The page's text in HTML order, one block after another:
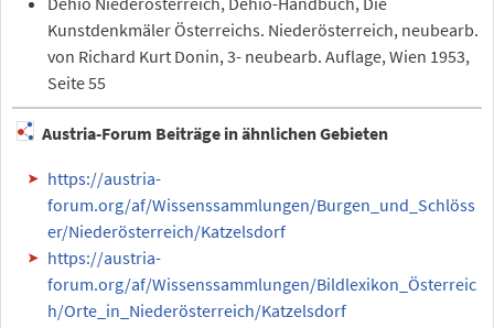
Kunstdenkmäler Österreichs. Niederösterreich, neubearb.
von Richard Kurt Donin, 3- neubearb. Auflage, Wien 1953,
Seite 55
Austria-Forum Beiträge in ähnlichen Gebieten
https://austria-
forum.org/af/Wissenssammlungen/Burgen_und_Schlöss
er/Niederösterreich/Katzelsdorf
https://austria-
forum.org/af/Wissenssammlungen/Bildlexikon_Österreic
h/Orte_in_Niederösterreich/Katzelsdorf